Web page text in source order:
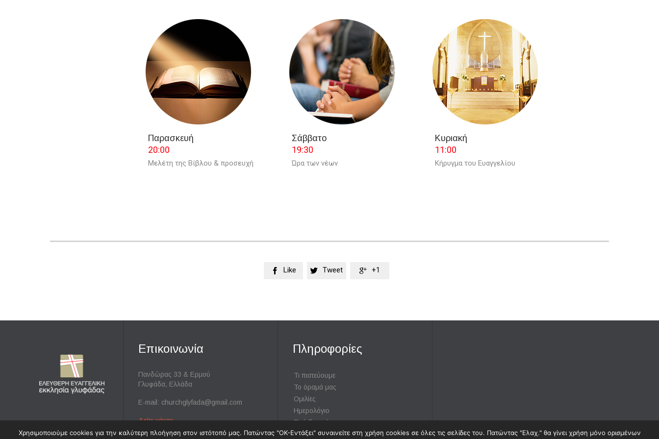
Παρασκευή
20:00
Μελέτη της Βίβλου & προσευχή
Σάββατο
19:30
Ώρα των νέων
Κυριακή
11:00
Κήρυγμα του Ευαγγελίου
 Like  Tweet  +1
Επικοινωνία
Πανδώρας 33 & Ερμού
Γλυφάδα, Ελλάδα
E-mail: churchglyfada@gmail.com
Δείτε χάρτη→
Πληροφορίες
Τι πιστεύουμε
Το όραμά μας
Ομιλίες
Ημερολόγιο
Πού βρισκόμαστε
Χρησιμοποιούμε cookies για την καλύτερη πλοήγηση στον ιστότοπό μας. Πατώντας "ΟΚ-Εντάξει" συναινείτε στη χρήση cookies σε όλες τις σελίδες του. Πατώντας "Ελαχ." θα γίνει χρήση μόνο ορισμένων